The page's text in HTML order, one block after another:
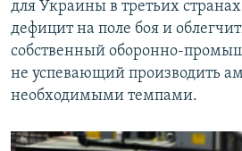
для Украины в третьих
дефицит на поле боя и
собственный оборонно-
не успевающий производить
необходимыми темпами.